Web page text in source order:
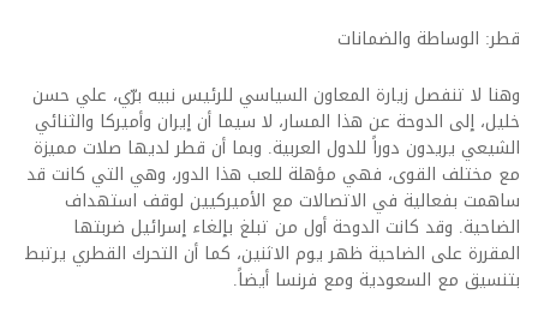
قطر: الوساطة والضمانات
وهنا لا تنفصل زيارة المعاون السياسي للرئيس نبيه برّي، علي حسن
خليل، إلى الدوحة عن هذا المسار، لا سيما أن إيران وأميركا والثنائي
الشيعي يريدون دوراً للدول العربية. وبما أن قطر لديها صلات مميزة
مع مختلف القوى، فهي مؤهلة للعب هذا الدور، وهي التي كانت قد
ساهمت بفعالية في الاتصالات مع الأميركيين لوقف استهداف
الضاحية. وقد كانت الدوحة أول من تبلغ بإلغاء إسرائيل ضربتها
المقررة على الضاحية ظهر يوم الاثنين، كما أن التحرك القطري يرتبط
بتنسيق مع السعودية ومع فرنسا أيضاً.